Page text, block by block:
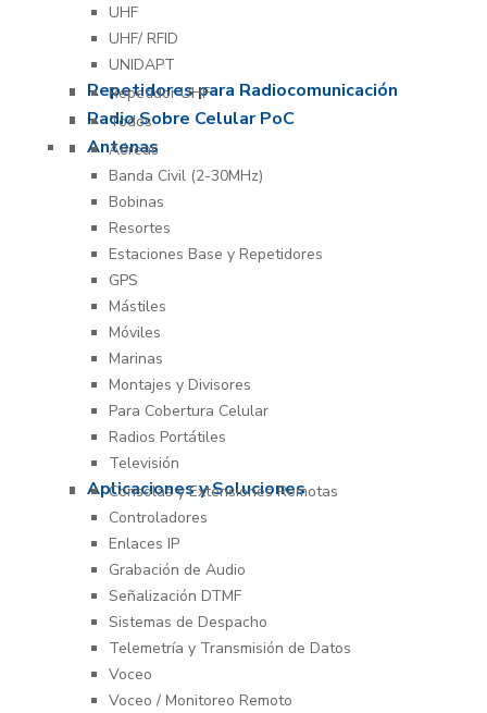
UHF
UHF/ RFID
UNIDAPT
Repetidores para Radiocomunicación
Repetidor UHF
Radio Sobre Celular PoC
Todos
Antenas
Aéreas
Banda Civil (2-30MHz)
Bobinas
Resortes
Estaciones Base y Repetidores
GPS
Mástiles
Móviles
Marinas
Montajes y Divisores
Para Cobertura Celular
Radios Portátiles
Televisión
Aplicaciones y Soluciones
Consolas y Extensiones Remotas
Controladores
Enlaces IP
Grabación de Audio
Señalización DTMF
Sistemas de Despacho
Telemetría y Transmisión de Datos
Voceo
Voceo / Monitoreo Remoto